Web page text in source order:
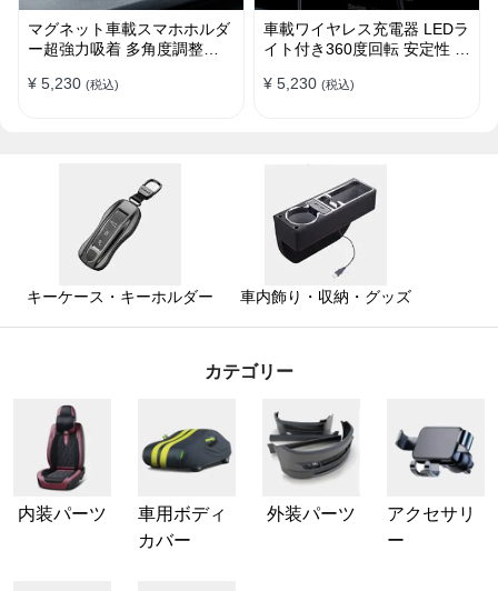
マグネット車載スマホホルダ
ー超強力吸着 多角度調整
ー 折りたたみ式 片手操作 安
¥ 5,230 (税込)
車載ワイヤレス充電器 LEDラ
イト付き360度回転 安定性 粘
し口式兼用 片手操作 置くだ
¥ 5,230 (税込)
キーケース・キーホルダー 車内飾り・収納・グッズ
カテゴリー
内装パーツ
車用ボディ
カバー
外装パーツ
アクセサリ
ー